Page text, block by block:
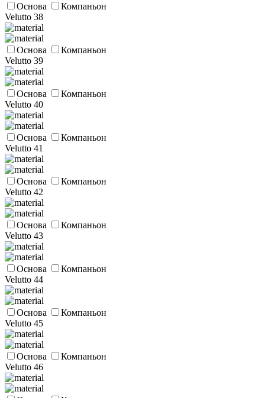
Основа
Компаньон
Velutto 38
Основа
Компаньон
Velutto 39
Основа
Компаньон
Velutto 40
Основа
Компаньон
Velutto 41
Основа
Компаньон
Velutto 42
Основа
Компаньон
Velutto 43
Основа
Компаньон
Velutto 44
Основа
Компаньон
Velutto 45
Основа
Компаньон
Velutto 46